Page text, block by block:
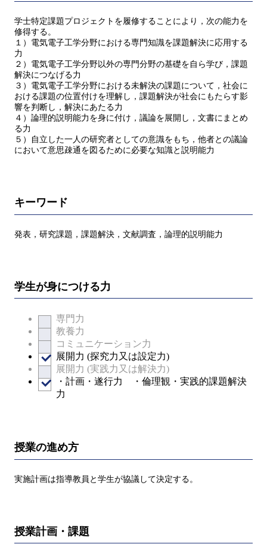
学士特定課題プロジェクトを履修することにより，次の能力を
修得する。
１）電気電子工学分野における専門知識を課題解決に応用する
力
２）電気電子工学分野以外の専門分野の基礎を自ら学び，課題
解決につなげる力
３）電気電子工学分野における未解決の課題について，社会に
おける課題の位置付けを理解し，課題解決が社会にもたらす影
響を判断し，解決にあたる力
４）論理的説明能力を身に付け，議論を展開し，文書にまとめ
る力
５）自立した一人の研究者としての意識をもち，他者との議論
において意思疎通を図るために必要な知識と説明能力
キーワード
発表，研究課題，課題解決，文献調査，論理的説明能力
学生が身につける力
専門力
教養力
コミュニケーション力
展開力 (探究力又は設定力)
展開力 (実践力又は解決力)
・計画・遂行力 ・倫理観・実践的課題解決
力
授業の進め方
実施計画は指導教員と学生が協議して決定する。
授業計画・課題